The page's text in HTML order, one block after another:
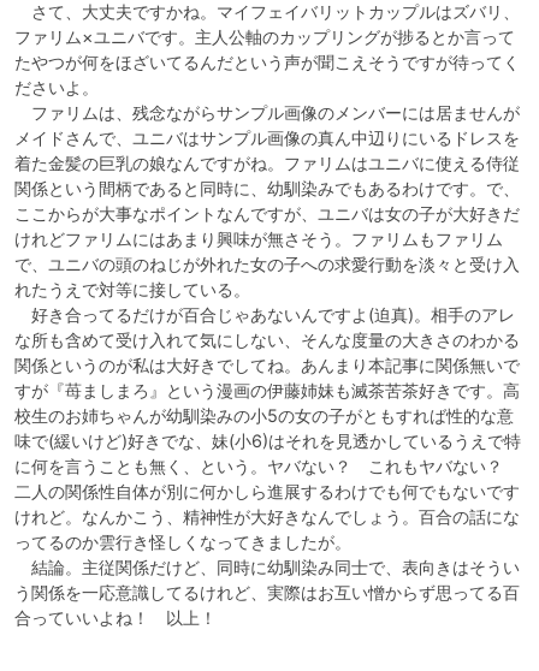
さて、大丈夫ですかね。マイフェイバリットカップルはズバリ、
ファリム×ユニバです。主人公軸のカップリングが捗るとか言って
たやつが何をほざいてるんだという声が聞こえそうですが待ってく
ださいよ。
ファリムは、残念ながらサンプル画像のメンバーには居ませんが
メイドさんで、ユニバはサンプル画像の真ん中辺りにいるドレスを
着た金髪の巨乳の娘なんですがね。ファリムはユニバに使える侍従
関係という間柄であると同時に、幼馴染みでもあるわけです。で、
ここからが大事なポイントなんですが、ユニバは女の子が大好きだ
けれどファリムにはあまり興味が無さそう。ファリムもファリム
で、ユニバの頭のねじが外れた女の子への求愛行動を淡々と受け入
れたうえで対等に接している。
好き合ってるだけが百合じゃあないんですよ(迫真)。相手のアレ
な所も含めて受け入れて気にしない、そんな度量の大きさのわかる
関係というのが私は大好きでしてね。あんまり本記事に関係無いで
すが『苺ましまろ』という漫画の伊藤姉妹も滅茶苦茶好きです。高
校生のお姉ちゃんが幼馴染みの小5の女の子がともすれば性的な意
味で(緩いけど)好きでな、妹(小6)はそれを見透かしているうえで特
に何を言うことも無く、という。ヤバない？　これもヤバない？
二人の関係性自体が別に何かしら進展するわけでも何でもないです
けれど。なんかこう、精神性が大好きなんでしょう。百合の話にな
ってるのか雲行き怪しくなってきましたが。
結論。主従関係だけど、同時に幼馴染み同士で、表向きはそうい
う関係を一応意識してるけれど、実際はお互い憎からず思ってる百
合っていいよね！　以上！